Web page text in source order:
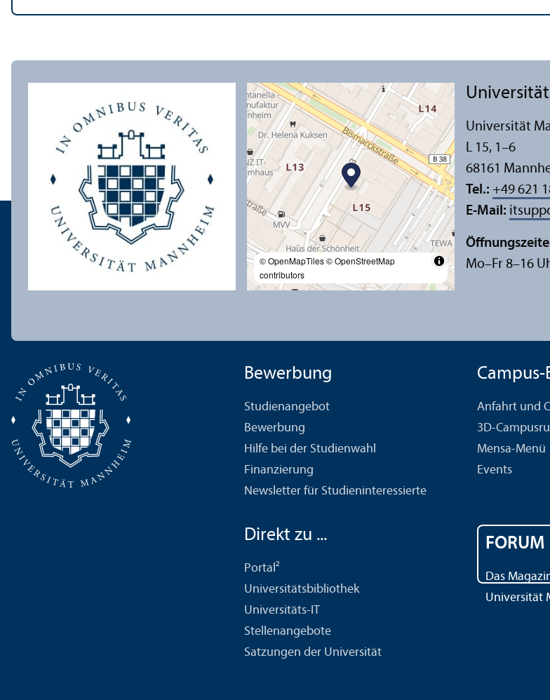
© OpenMapTiles© OpenStreetMap
contributors
Universität
L 15, 1–6
68161
Tel.: +49 621
E-Mail:
Mo–Fr 8–16
Bewerbung
Studien­angebot
Bewerbung
Hilfe bei der Studien­wahl
Finanzierung
Newsletter für Studien­interessierte
Campus-
Anfahrt und
3D-
Mensa-Menü
Events
Direkt zu ...
Portal²
Universitäts­bibliothek
Universitäts-IT
Stellenangebote
Satzungen der Universität
FORUM
Das
Universität